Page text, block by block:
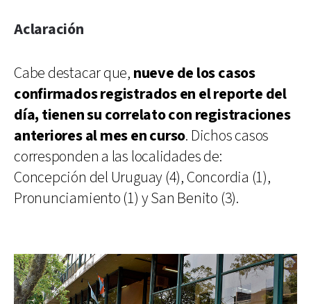
Aclaración
Cabe destacar que, nueve de los casos
confirmados registrados en el reporte del
día, tienen su correlato con registraciones
anteriores al mes en curso. Dichos casos
corresponden a las localidades de:
Concepción del Uruguay (4), Concordia (1),
Pronunciamiento (1) y San Benito (3).